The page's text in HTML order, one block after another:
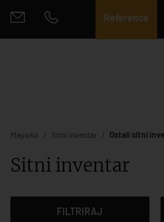
Reference
Mayoko Sitni inventar Ostali sitni
Sitni inventar
FILTRIRAJ